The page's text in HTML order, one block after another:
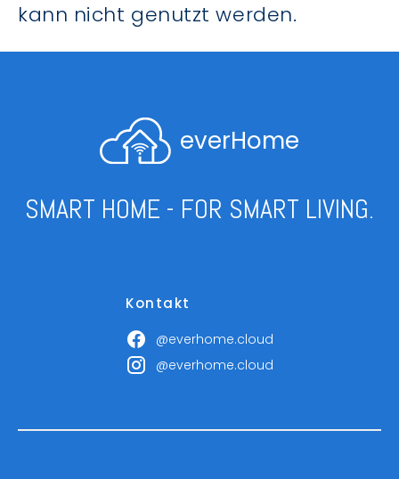
kann nicht genutzt werden.
everHome
SMART HOME - FOR SMART LIVING.
Kontakt
@everhome.cloud
@everhome.cloud